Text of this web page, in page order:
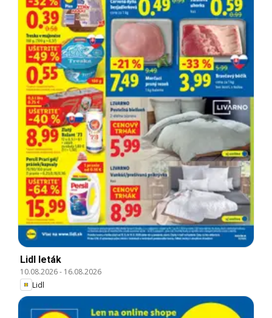
Lidl leták
10.08.2026- 16.08.2026
Lidl